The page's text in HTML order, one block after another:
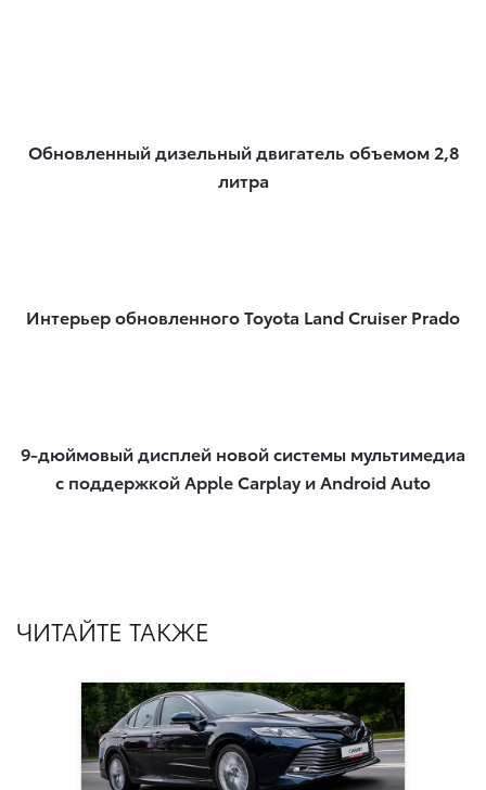
Обновленный дизельный двигатель объемом 2,8
литра
Интерьер обновленного Toyota Land Cruiser Prado
9-дюймовый дисплей новой системы мультимедиа
с поддержкой Apple Carplay и Android Auto​
ЧИТАЙТЕ ТАКЖЕ